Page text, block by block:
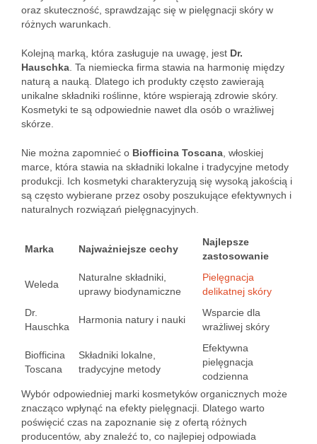
oraz skuteczność, sprawdzając się w pielęgnacji skóry w
różnych warunkach.
Kolejną marką, która zasługuje na uwagę, jest Dr.
Hauschka . Ta niemiecka firma stawia na harmonię między
naturą a nauką. Dlatego ich produkty często zawierają
unikalne składniki roślinne, które wspierają zdrowie skóry.
Kosmetyki te są odpowiednie nawet dla osób o wrażliwej
skórze.
Nie można zapomnieć o Biofficina Toscana , włoskiej
marce, która stawia na składniki lokalne i tradycyjne metody
produkcji. Ich kosmetyki charakteryzują się wysoką jakością i
są często wybierane przez osoby poszukujące efektywnych i
naturalnych rozwiązań pielęgnacyjnych.
Marka Najważniejsze cechy
Najlepsze
zastosowanie
Weleda
Naturalne składniki,
uprawy biodynamiczne
Pielęgnacja
delikatnej skóry
Dr.
Hauschka
Harmonia natury i nauki
Wsparcie dla
wrażliwej skóry
Biofficina
Toscana
Składniki lokalne,
tradycyjne metody
Efektywna
pielęgnacja
codzienna
Wybór odpowiedniej marki kosmetyków organicznych może
znacząco wpłynąć na efekty pielęgnacji. Dlatego warto
poświęcić czas na zapoznanie się z ofertą różnych
producentów, aby znaleźć to, co najlepiej odpowiada